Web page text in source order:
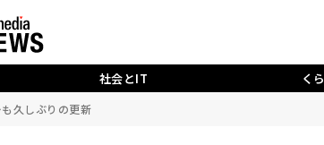
社会とIT く
久しぶりの更新